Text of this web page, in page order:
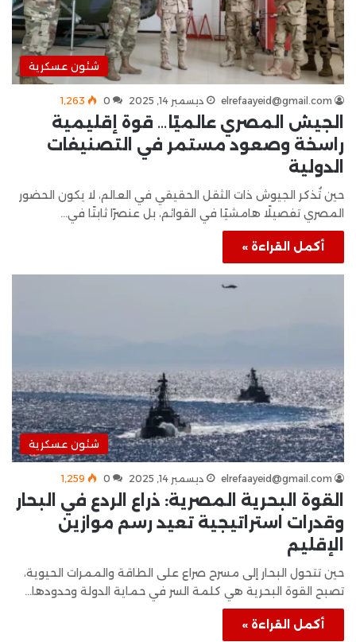
شئون عسكرية
elrefaayeid@gmail.com ديسمبر 14, 2025 0 1٬263
الجيش المصري عالميًا… قوة إقليمية
راسخة وصعود مستمر في التصنيفات
الدولية
حين تُذكر الجيوش ذات الثقل الحقيقي في العالم، لا يكون الحضور
المصري تفصيلًا هامشيًا في القوائم، بل عنصرًا ثابتًا في…
أكمل القراءة »
شئون عسكرية
elrefaayeid@gmail.com ديسمبر 14, 2025 0 1٬259
القوة البحرية المصرية: ذراع الردع في البحار
وقدرات استراتيجية تعيد رسم موازين
الإقليم
حين تتحول البحار إلى مسرح صراع على الطاقة والممرات الحيوية،
تصبح القوة البحرية هي كلمة السر في حماية الدولة وحدودها…
أكمل القراءة »